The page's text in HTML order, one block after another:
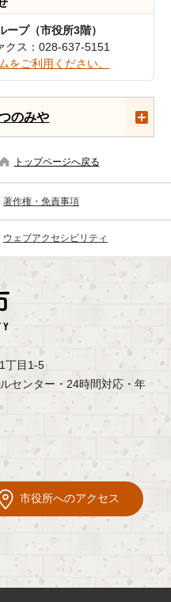
プ（市役所3階）
ス：028-637-5151
をご利用ください。
のみや
トップページへ戻る
著作権・免責事項
ウェブアクセシビリティ
丁目1-5
センター・24時間対応・年
市役所へのアクセス